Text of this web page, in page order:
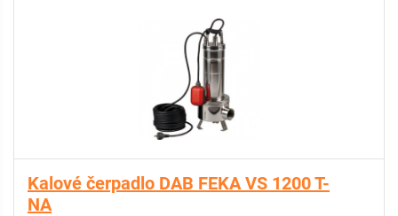
Kalové čerpadlo DAB FEKA VS 1200 T-
NA